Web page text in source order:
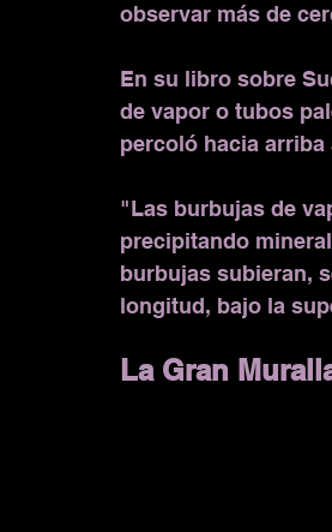
observar más de
En su libro sobre
de vapor o tubos
percoló hacia arriba
"Las burbujas de
precipitando
burbujas subieran,
longitud, bajo la
La Gran